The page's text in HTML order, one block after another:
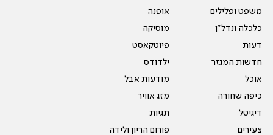
משפט ופלילים
כלכלה ונדל"ן
דעות
חדשות המגזר
אוכל
כיפה שחורה
דיגיטל
צעירים
אופנה
מוסיקה
פיוטקאסט
ילדודס
מודעות אבל
מזג אוויר
תגיות
פורום הריון ולידה